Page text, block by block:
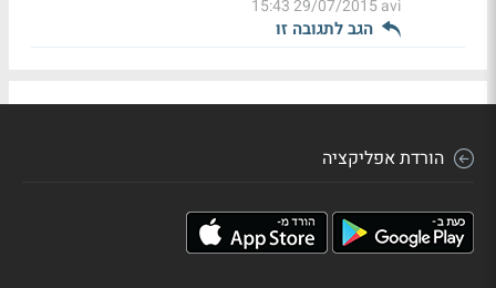
avi
29/07/2015 15:43
הגב לתגובה זו
הורדת אפליקציה